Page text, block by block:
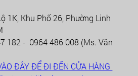
1K, Khu Phố 26, Phường Linh
182 - 0964 486 008 (Ms. Vân
ĐÂY ĐỂ ĐI ĐẾN CỬA HÀNG